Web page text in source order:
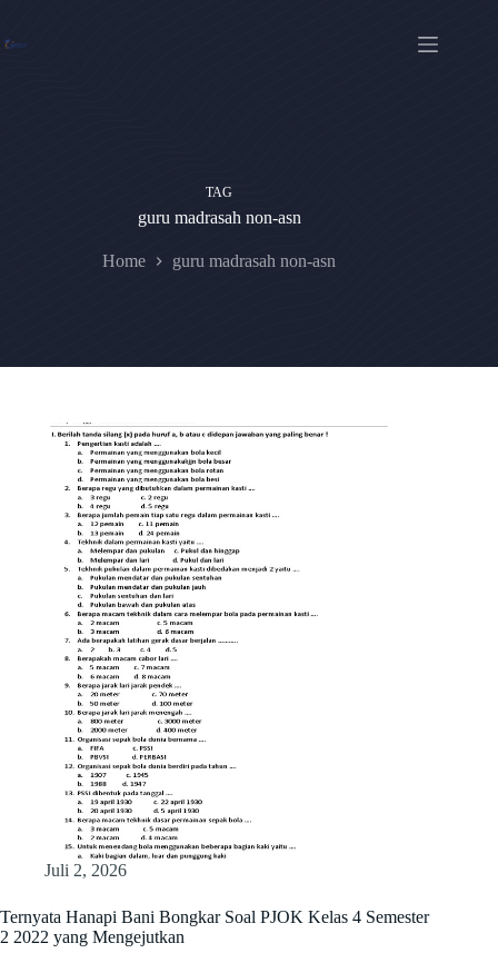
content
TAG
guru madrasah non-asn
Home guru madrasah non-asn
Juli 2, 2026
Ternyata Hanapi Bani Bongkar Soal PJOK Kelas 4 Semester
2 2022 yang Mengejutkan